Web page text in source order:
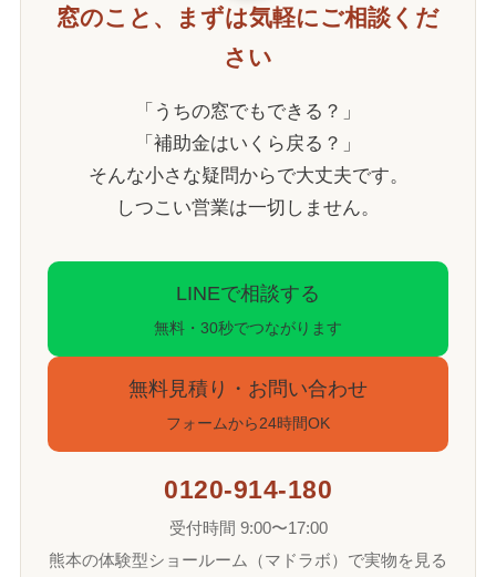
窓のこと、まずは気軽にご相談くだ
さい
「うちの窓でもできる？」
「補助金はいくら戻る？」
そんな小さな疑問からで大丈夫です。
しつこい営業は一切しません。
LINEで相談する
無料・30秒でつながります
無料見積り・お問い合わせ
フォームから24時間OK
0120-914-180
受付時間 9:00〜17:00
熊本の体験型ショールーム（マドラボ）で実物を見る